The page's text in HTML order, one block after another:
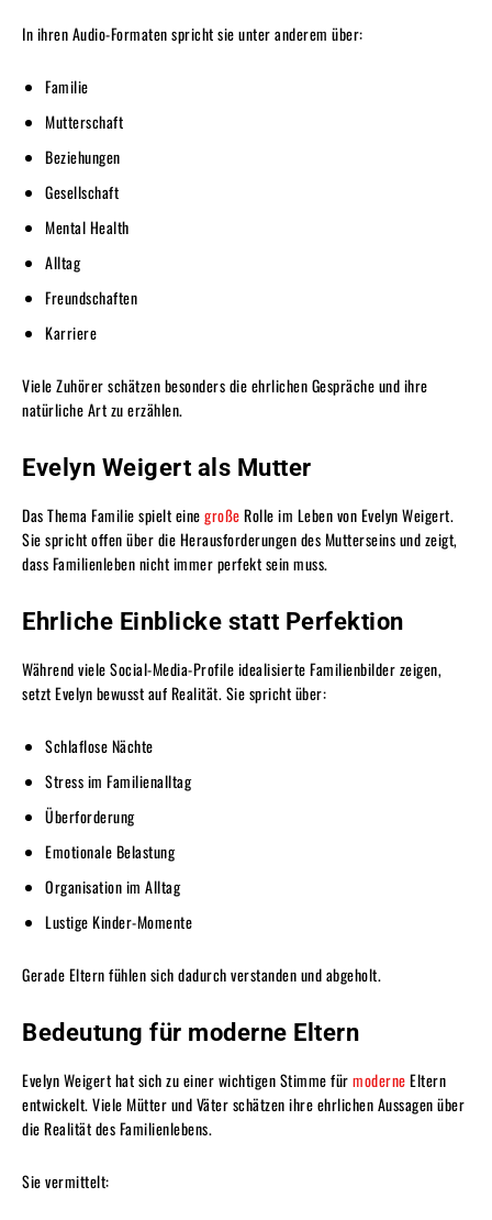
In ihren Audio-Formaten spricht sie unter anderem über:
Familie
Mutterschaft
Beziehungen
Gesellschaft
Mental Health
Alltag
Freundschaften
Karriere
Viele Zuhörer schätzen besonders die ehrlichen Gespräche und ihre
natürliche Art zu erzählen.
Evelyn Weigert als Mutter
Das Thema Familie spielt einegroßeRolle im Leben von Evelyn Weigert.
Sie spricht offen über die Herausforderungen des Mutterseins und zeigt,
dass Familienleben nicht immer perfekt sein muss.
Ehrliche Einblicke statt Perfektion
Während viele Social-Media-Profile idealisierte Familienbilder zeigen,
setzt Evelyn bewusst auf Realität. Sie spricht über:
Schlaflose Nächte
Stress im Familienalltag
Überforderung
Emotionale Belastung
Organisation im Alltag
Lustige Kinder-Momente
Gerade Eltern fühlen sich dadurch verstanden und abgeholt.
Bedeutung für moderne Eltern
Evelyn Weigert hat sich zu einer wichtigen Stimme fürmoderneEltern
entwickelt. Viele Mütter und Väter schätzen ihre ehrlichen Aussagen über
die Realität des Familienlebens.
Sie vermittelt: